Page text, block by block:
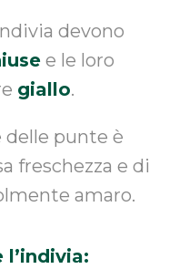
devono
e le loro
giallo.
delle punte è
freschezza e di
amaro.
l’indivia: